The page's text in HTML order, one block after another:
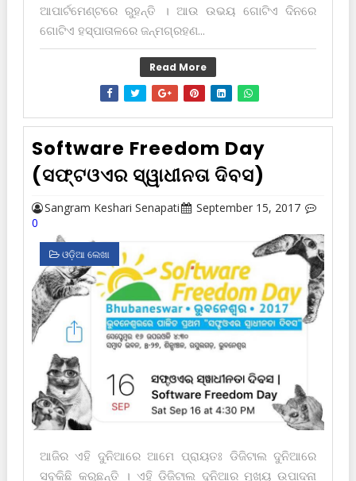
ଆପାର୍ଟମେଣ୍ଟରେ ରୁହ‌ନ୍ତି । ଆଉ ଉଭୟ ଗୋଟିଏ ଦିନରେ
ଗୋଟିଏ ହସ୍ପାତାଳରେ ଜନ୍ମଗ୍ରହଣ...
Read More
Software Freedom Day
(ସଫ୍ଟଓଏର ସ୍ୱାଧୀନତା ଦିବସ)
Sangram Keshari Senapati
September 15, 2017
0
ଓଡ଼ିଆ ଲେଖା
ଆଜିର ଏହି ଦୁନିଆରେ ଆମେ ପ୍ରାୟତଃ ଡିଜିଟାଲ ଦୁନିଆରେ
ସବୁକିଛି କରୁଛନ୍ତି । ଏହି ଡିଜିଟାଲ ଦୁନିଆର ମୁଖ୍ୟ ଉପାଦନା